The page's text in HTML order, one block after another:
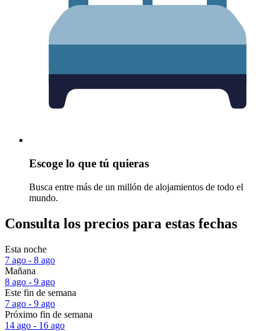
Escoge lo que tú quieras
Busca entre más de un millón de alojamientos de todo el
mundo.
Consulta los precios para estas fechas
Esta noche
7 ago - 8 ago
Mañana
8 ago - 9 ago
Este fin de semana
7 ago - 9 ago
Próximo fin de semana
14 ago - 16 ago